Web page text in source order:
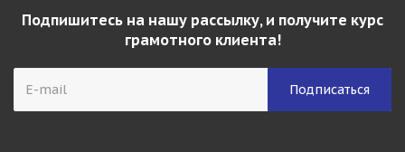
Подпишитесь на нашу рассылку, и получите курс
грамотного клиента!